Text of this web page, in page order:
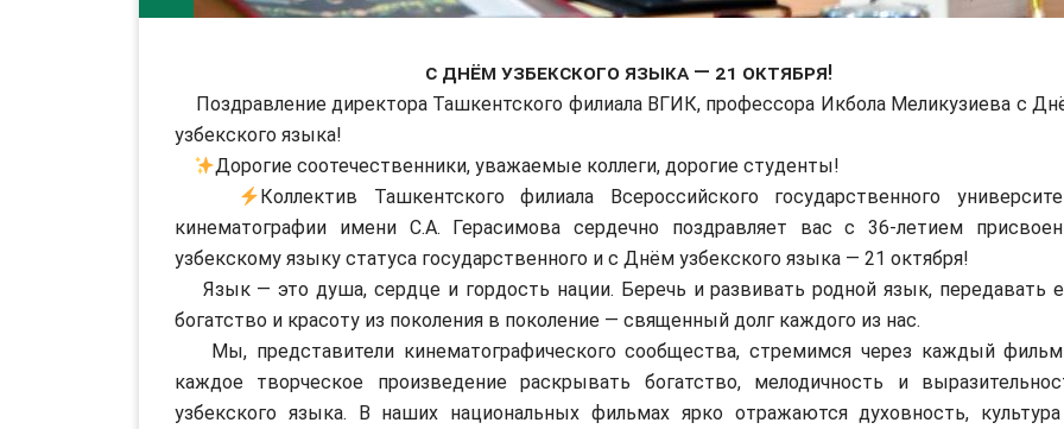
С Днём узбекского языка — 21 октября!
Поздравление директора Ташкентского филиала ВГИК, профессора Икбола Меликузиева с
узбекского языка!
Дорогие соотечественники, уважаемые коллеги, дорогие студенты!
Коллектив Ташкентского филиала Всероссийского государственного
кинематографии имени С.А. Герасимова сердечно поздравляет вас с 36-летием
узбекскому языку статуса государственного и с Днём узбекского языка — 21 октября!
Язык — это душа, сердце и гордость нации. Беречь и развивать родной язык, передавать
богатство и красоту из поколения в поколение — священный долг каждого из нас.
Мы, представители кинематографического сообщества, стремимся через каждый
каждое творческое произведение раскрывать богатство, мелодичность и
узбекского языка. В наших национальных фильмах ярко отражаются духовность,